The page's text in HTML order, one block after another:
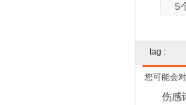
5
tag :
您可能会
伤感